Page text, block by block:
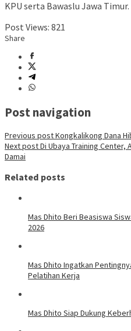
KPU serta Bawaslu Jawa
Post Views: 821
Share
Post navigation
Previous postKongkalikong Dana
Next postDi Ubaya Training Center,
Damai
Related posts
Mas Dhito Beri Beasiswa
2026
Mas Dhito Ingatkan
Pelatihan Kerja
Mas Dhito Siap Dukung